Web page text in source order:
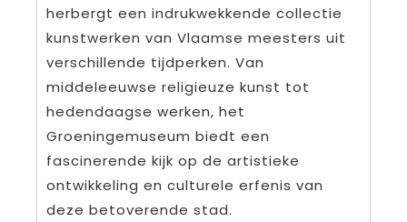
herbergt een indrukwekkende collectie
kunstwerken van Vlaamse meesters uit
verschillende tijdperken. Van
middeleeuwse religieuze kunst tot
hedendaagse werken, het
Groeningemuseum biedt een
fascinerende kijk op de artistieke
ontwikkeling en culturele erfenis van
deze betoverende stad.